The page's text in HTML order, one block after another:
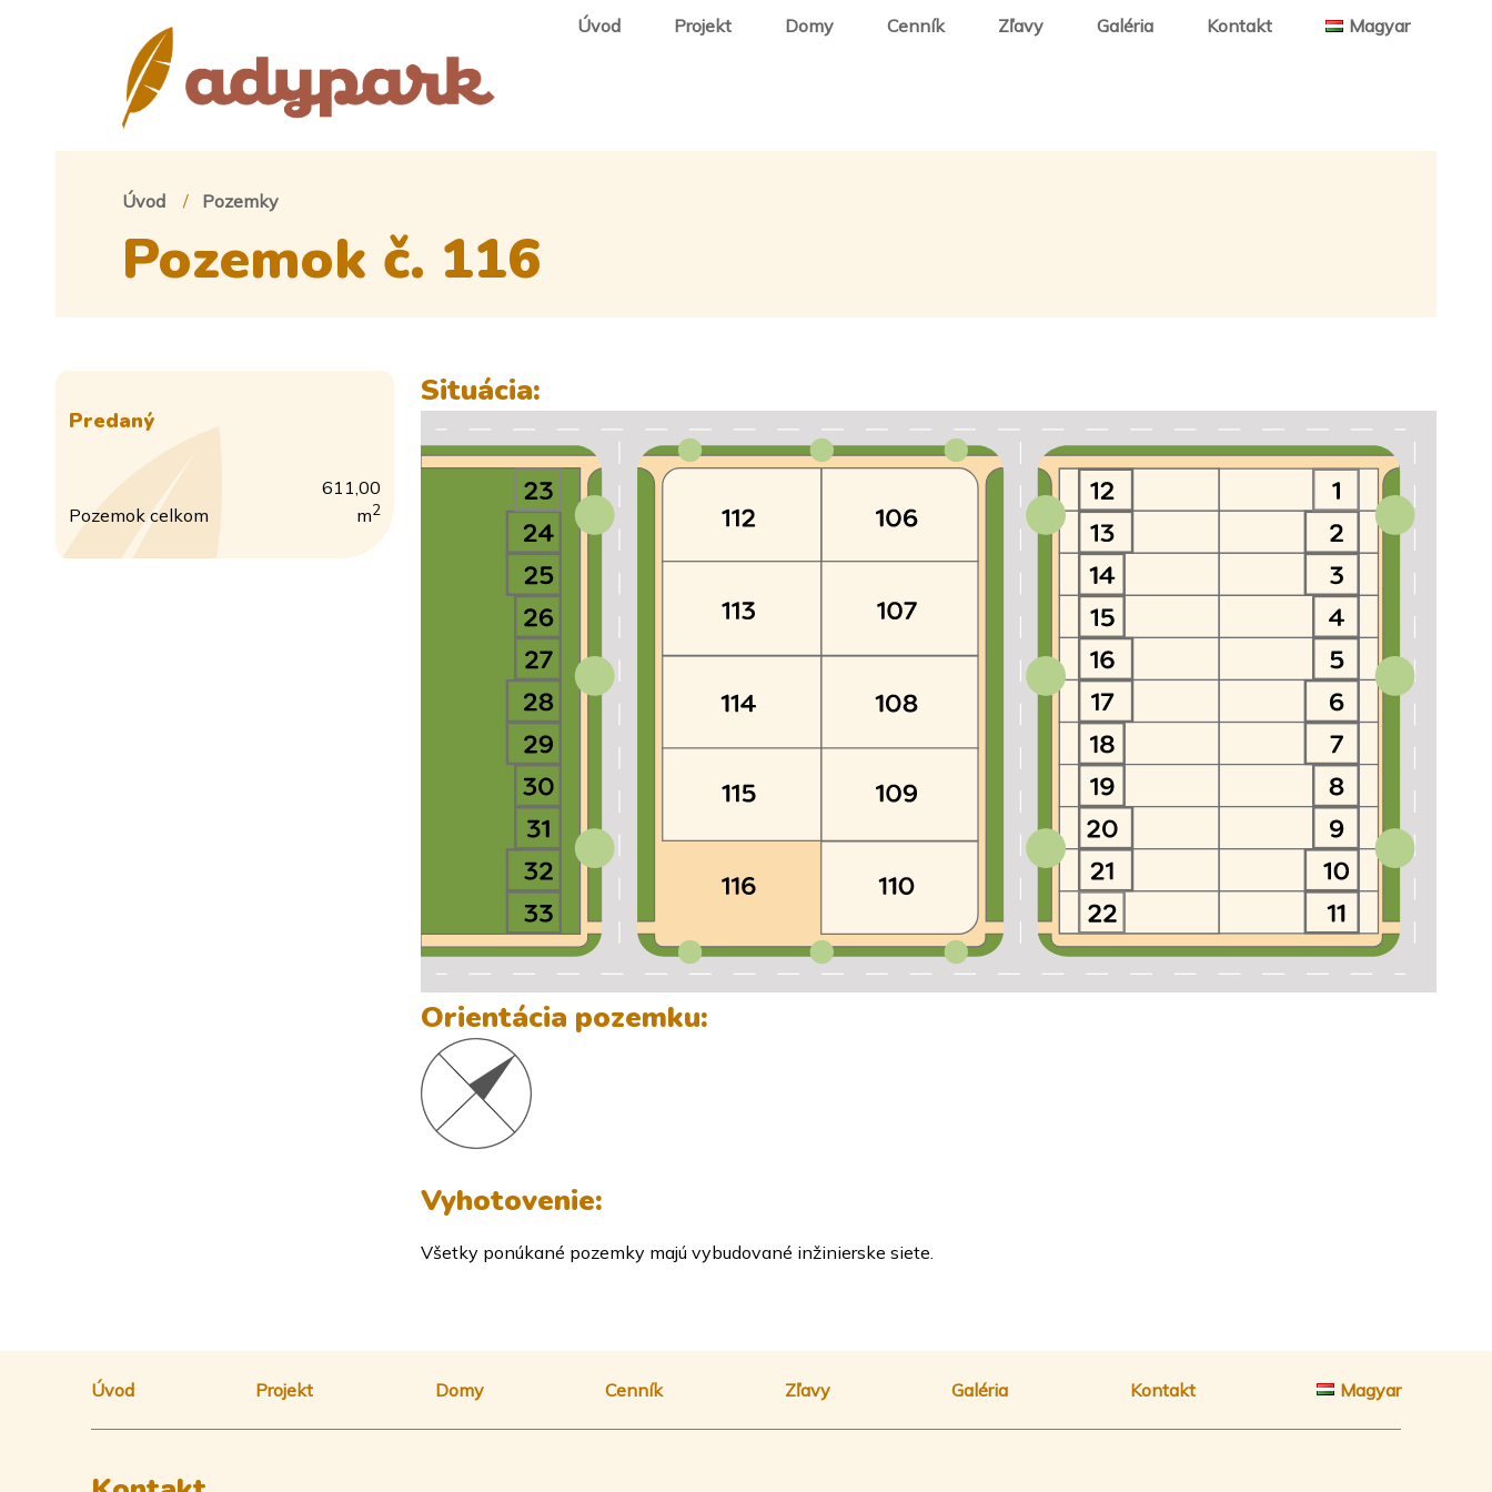
Úvod Projekt Domy Cenník Zľavy Galéria Kontakt Magyar
Úvod Pozemky
Pozemok č. 116
Predaný
Pozemok celkom
611,00
m2
Situácia:
Orientácia pozemku:
Vyhotovenie:
Všetky ponúkané pozemky majú vybudované inžinierske siete.
Úvod Projekt Domy Cenník Zľavy Galéria Kontakt Magyar